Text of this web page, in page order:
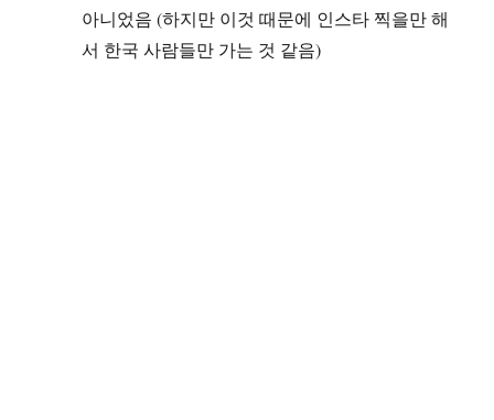
아니었음 (하지만 이것 때문에 인스타 찍을만 해
서 한국 사람들만 가는 것 같음)